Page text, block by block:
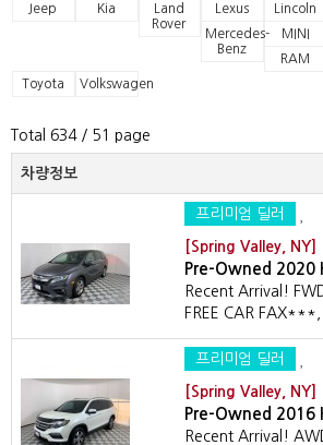
Jeep Kia
Land
Rover
Lexus Lincoln
Mercedes-
Benz
MINI
RAM
Toyota
Volkswagen
Total 634/ 51 page
차량정보
프리미엄 딜러
[Spring Valley, NY]
Pre-Owned 2020
Recent Arrival!
FREE CAR
프리미엄 딜러
[Spring Valley, NY]
Pre-Owned
Recent Arrival!